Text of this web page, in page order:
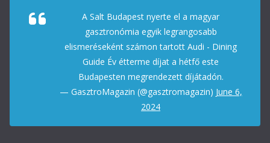
A Salt Budapest nyerte el a magyar
gasztronómia egyik legrangosabb
elismeréseként számon tartott Audi - Dining
Guide Év étterme díjat a hétfő este
Budapesten megrendezett díjátadón.
— GasztroMagazin (@gasztromagazin) June 6,
2024